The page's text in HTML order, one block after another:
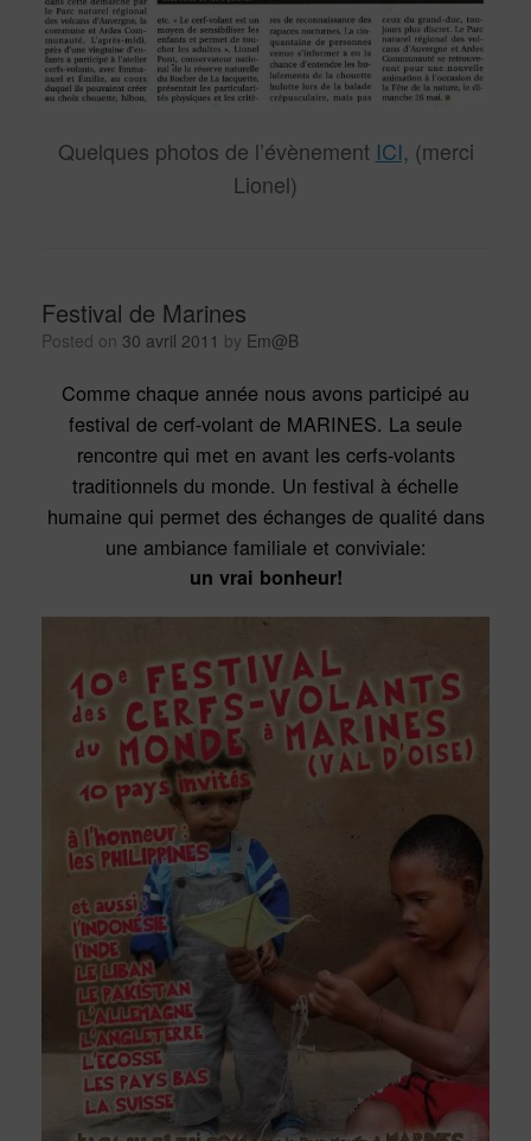
Quelques photos de l’évènement ICI, (merci
Lionel)
Festival de Marines
Posted on 30 avril 2011 by Em@B
Comme chaque année nous avons participé au
festival de cerf-volant de MARINES. La seule
rencontre qui met en avant les cerfs-volants
traditionnels du monde. Un festival à échelle
humaine qui permet des échanges de qualité dans
une ambiance familiale et conviviale:
un vrai bonheur!